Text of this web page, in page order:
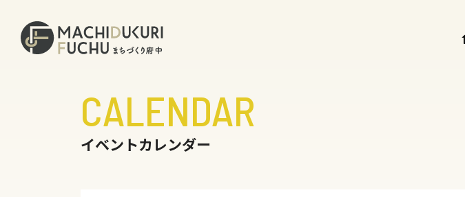
CALENDAR
イベントカレンダー